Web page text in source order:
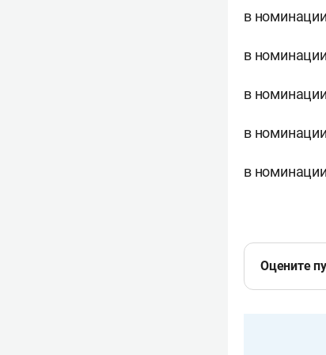
в
в
в
в
в
Оцените